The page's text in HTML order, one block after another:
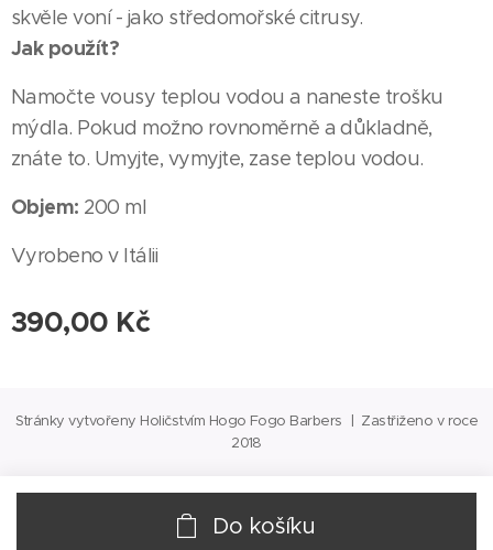
skvěle voní - jako středomořské citrusy.
Jak použít?
Namočte vousy teplou vodou a naneste trošku
mýdla. Pokud možno rovnoměrně a důkladně,
znáte to. Umyjte, vymyjte, zase teplou vodou.
Objem: 200 ml
Vyrobeno v Itálii
390,00 Kč
Do košíku
Stránky vytvořeny Holičstvím Hogo Fogo Barbers | Zastřiženo v roce
2018